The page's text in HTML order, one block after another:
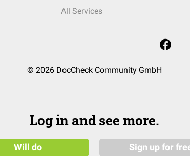
All Services
© 2026 DocCheck Community GmbH
Log in and see more.
Will do Sign up for